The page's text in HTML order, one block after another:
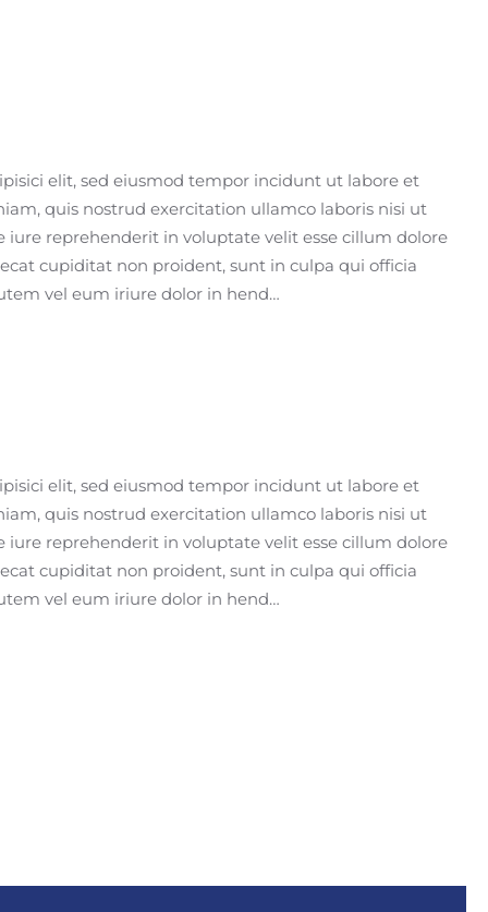
elit, sed eiusmod tempor incidunt ut labore et
quis nostrud exercitation ullamco laboris nisi ut
iure reprehenderit in voluptate velit esse cillum dolore
cupiditat non proident, sunt in culpa qui officia
vel eum iriure dolor in hend…
elit, sed eiusmod tempor incidunt ut labore et
quis nostrud exercitation ullamco laboris nisi ut
iure reprehenderit in voluptate velit esse cillum dolore
cupiditat non proident, sunt in culpa qui officia
vel eum iriure dolor in hend…